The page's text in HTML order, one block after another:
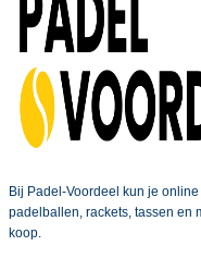
Bij Padel-Voordeel kun je
padelballen, rackets, tassen en
koop.